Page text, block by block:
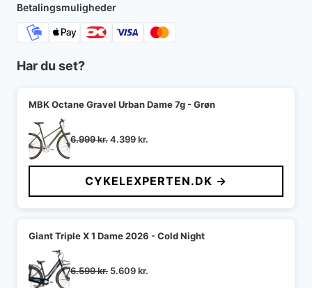
Betalingsmuligheder
Har du set?
MBK Octane Gravel Urban Dame 7g - Grøn
6.999kr.Den
pris
var:
6.999 kr..
4.399kr.
pris
er:
4.399 kr..
CYKELEXPERTEN.DK →
Giant Triple X 1 Dame 2026 - Cold Night
6.599kr. Den
5.609kr.